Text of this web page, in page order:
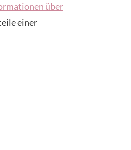
über
einer